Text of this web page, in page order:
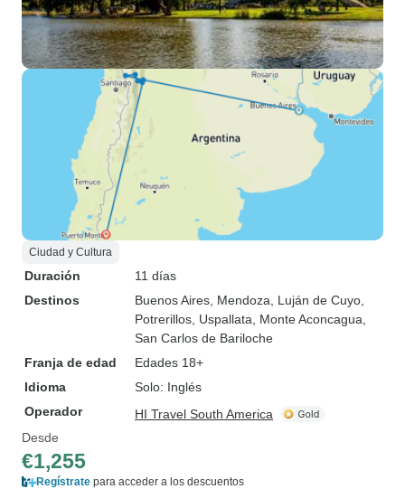
Ciudad y Cultura
Duración
11 días
Destinos
Buenos Aires , Mendoza , Luján de Cuyo
Potrerillos , Uspallata , Monte Aconcagua
San Carlos de Bariloche
Franja de edad
Edades 18+
Idioma
Solo: Inglés
Operador
HI Travel South America
Desde
€1,255
Regístrate para acceder a los descuentos